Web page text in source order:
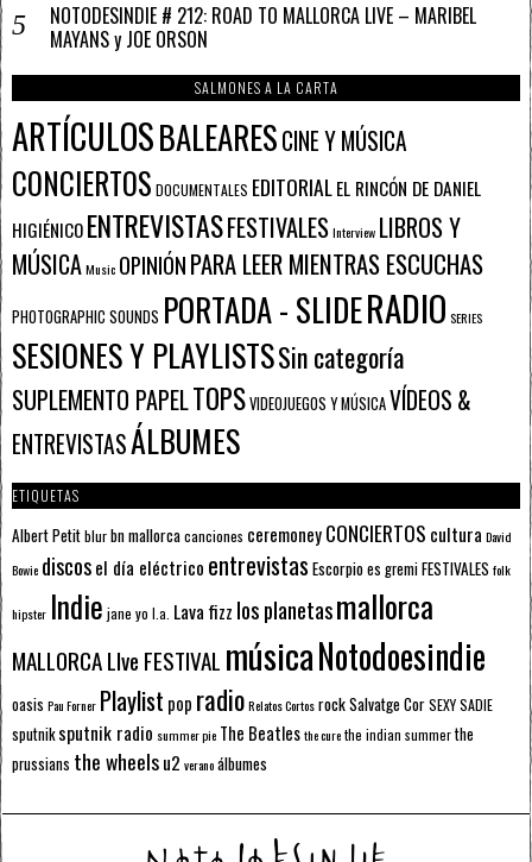
NOTODESINDIE # 212: ROAD TO MALLORCA LIVE – MARIBEL
MAYANS y JOE ORSON
SALMONES A LA CARTA
ARTÍCULOSBALEARESCINE Y MÚSICA
CONCIERTOS DOCUMENTALES EDITORIALEL RINCÓN DE DANIEL
HIGIÉNICOENTREVISTASFESTIVALESInterview LIBROS Y
MÚSICAMusic OPINIÓNPARA LEER MIENTRAS ESCUCHAS
PHOTOGRAPHIC SOUNDS PORTADA - SLIDERADIO SERIES
SESIONES Y PLAYLISTSSin categoría
SUPLEMENTO PAPELTOPSVIDEOJUEGOS Y MÚSICAVÍDEOS &
ENTREVISTASÁLBUMES
ETIQUETAS
Albert Petitblurbn mallorcacanciones ceremoneyCONCIERTOS cultura David
Bowie discosel día eléctrico entrevistas Escorpioes gremiFESTIVALES folk
hipster Indie jane yo l.a. Lava fizz los planetasmallorca
MALLORCA LIve FESTIVAL músicaNotodoesindie
oasis Pau Forner Playlist pop radioRelatos CortosrockSalvatge CorSEXY SADIE
sputnik sputnik radio summer pie The Beatlesthe curethe indian summerthe
prussians the wheelsu2 veranoálbumes